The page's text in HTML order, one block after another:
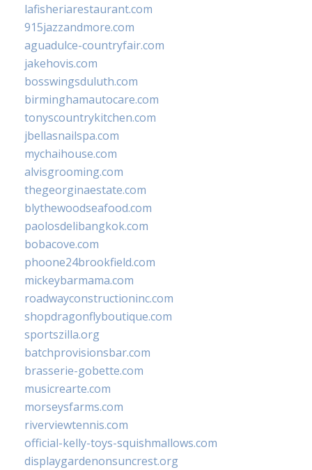
lafisheriarestaurant.com
915jazzandmore.com
aguadulce-countryfair.com
jakehovis.com
bosswingsduluth.com
birminghamautocare.com
tonyscountrykitchen.com
jbellasnailspa.com
mychaihouse.com
alvisgrooming.com
thegeorginaestate.com
blythewoodseafood.com
paolosdelibangkok.com
bobacove.com
phoone24brookfield.com
mickeybarmama.com
roadwayconstructioninc.com
shopdragonflyboutique.com
sportszilla.org
batchprovisionsbar.com
brasserie-gobette.com
musicrearte.com
morseysfarms.com
riverviewtennis.com
official-kelly-toys-squishmallows.com
displaygardenonsuncrest.org